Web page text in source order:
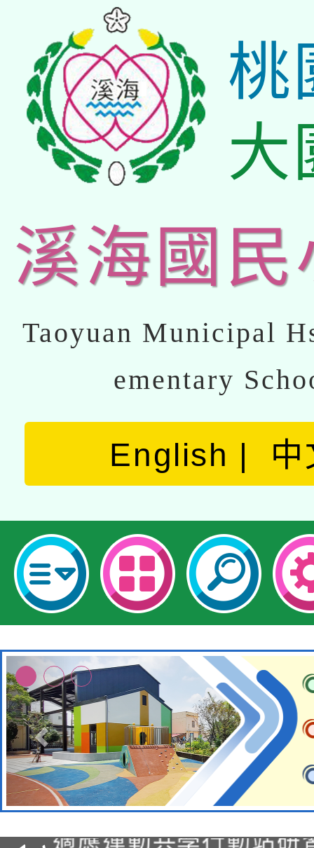
桃
大
溪海國民
Taoyuan Municipal
ementary
English 中
本校115學年度第2次
招甄選結果公告(無人
適應運動共學行動站研